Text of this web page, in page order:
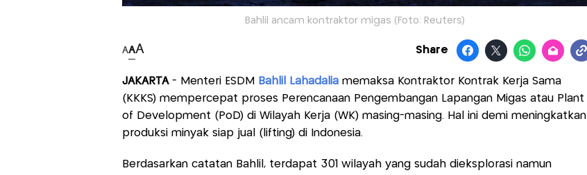
Bahlil ancam kontraktor migas (Foto: Reuters)
AAA Share
JAKARTA - Menteri ESDM Bahlil Lahadaliamemaksa Kontraktor Kontrak Kerja Sama
(KKKS) mempercepat proses Perencanaan Pengembangan Lapangan Migas atau Plant
of Development (PoD) di Wilayah Kerja (WK) masing-masing. Hal ini demi meningkatkan
produksi minyak siap jual (lifting) di Indonesia.
Berdasarkan catatan Bahlil, terdapat 301 wilayah yang sudah dieksplorasi namun